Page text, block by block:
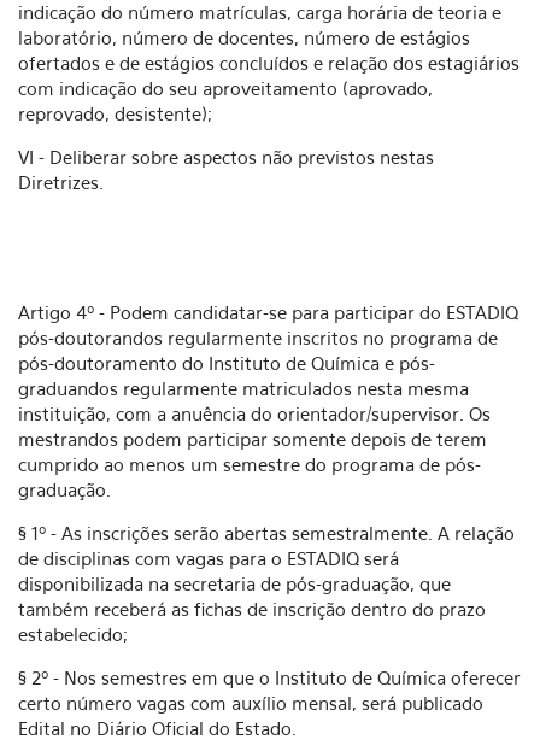
indicação do número matrículas, carga horária de teoria e
laboratório, número de docentes, número de estágios
ofertados e de estágios concluídos e relação dos estagiários
com indicação do seu aproveitamento (aprovado,
reprovado, desistente);
VI - Deliberar sobre aspectos não previstos nestas
Diretrizes.
Artigo 4º - Podem candidatar-se para participar do ESTADIQ
pós-doutorandos regularmente inscritos no programa de
pós-doutoramento do Instituto de Química e pós-
graduandos regularmente matriculados nesta mesma
instituição, com a anuência do orientador/supervisor. Os
mestrandos podem participar somente depois de terem
cumprido ao menos um semestre do programa de pós-
graduação.
§ 1º - As inscrições serão abertas semestralmente. A relação
de disciplinas com vagas para o ESTADIQ será
disponibilizada na secretaria de pós-graduação, que
também receberá as fichas de inscrição dentro do prazo
estabelecido;
§ 2º - Nos semestres em que o Instituto de Química oferecer
certo número vagas com auxílio mensal, será publicado
Edital no Diário Oficial do Estado.